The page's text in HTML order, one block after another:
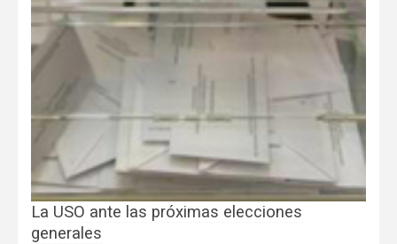
La USO ante las próximas elecciones
generales